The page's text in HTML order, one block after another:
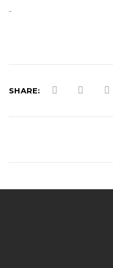
SHARE: